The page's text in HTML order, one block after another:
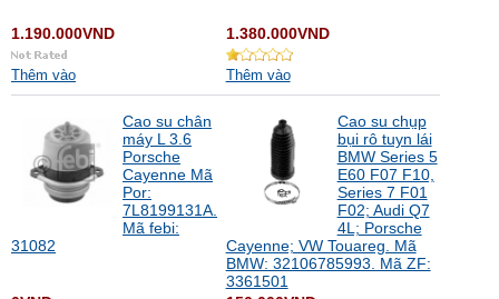
1.190.000VND
Thêm vào
1.380.000VND
Thêm vào
Cao su chân
máy L 3.6
Porsche
Cayenne Mã
Por:
7L8199131A.
Mã febi:
31082
Cao su chụp
bụi rô tuyn lái
BMW Series 5
E60 F07 F10,
Series 7 F01
F02; Audi Q7
4L; Porsche
Cayenne; VW Touareg. Mã
BMW: 32106785993. Mã ZF:
3361501